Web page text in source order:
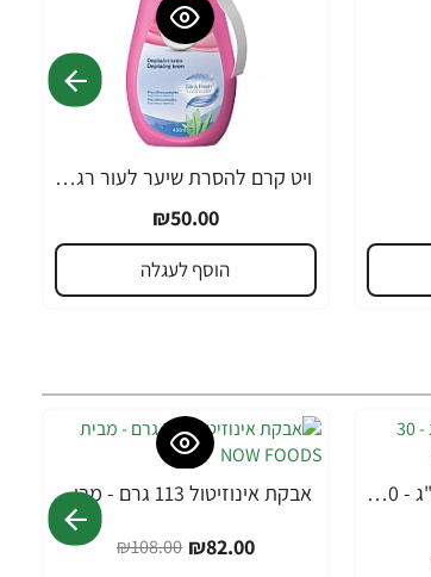
ויט קרם להסרת שיער לעור רגיש 400 מ"ל - מבית Veet
₪50.00
הוסף לעגלה
MACA מאקה טרי 750 מ"ג - 30 כמוסות מבית NOW FOODS -24%
אבקת אינוזיטול 113 גרם - מבית NOW FOODS
₪82.00
₪108.00